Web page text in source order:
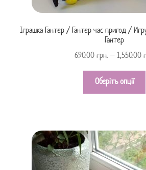
Іграшка Гантер / Гантер час пригод /
Гантер
690.00 грн.– 1,550.00
Оберіть опції